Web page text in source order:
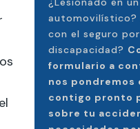
automovilístico?
con el seguro por
discapacidad?
formulario a
nos pondremos
contigo pronto
sobre tu